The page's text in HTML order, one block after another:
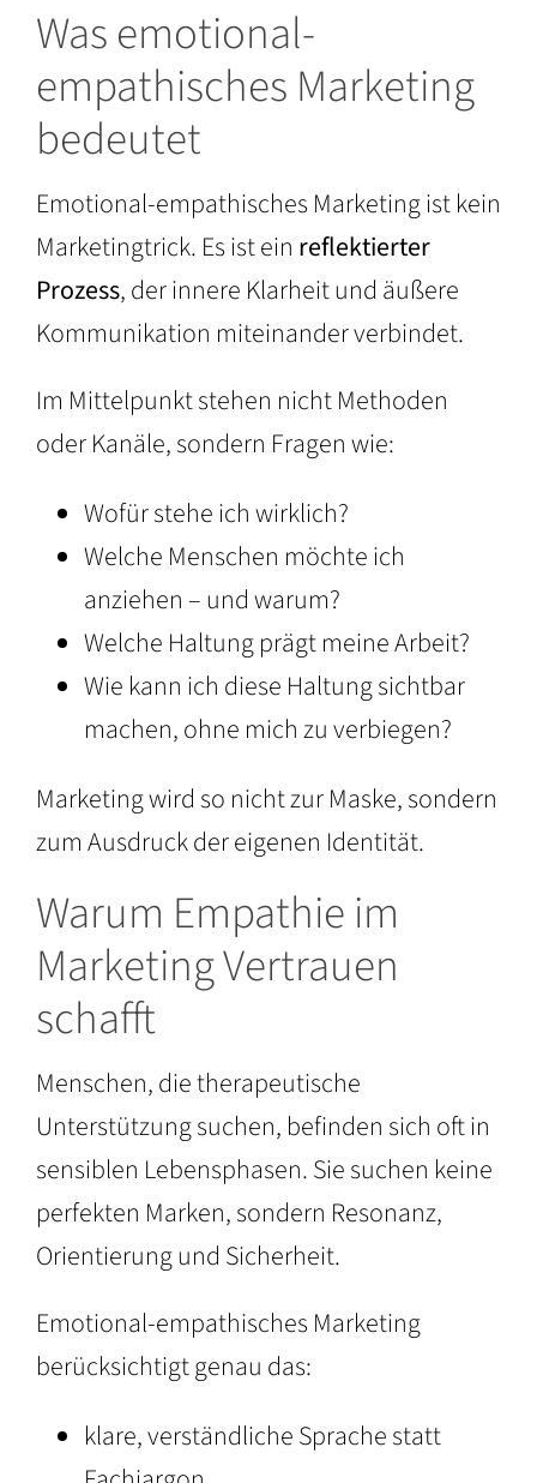
Was emotional-
empathisches Marketing
bedeutet
Emotional-empathisches Marketing ist kein
Marketingtrick. Es ist ein reflektierter
Prozess, der innere Klarheit und äußere
Kommunikation miteinander verbindet.
Im Mittelpunkt stehen nicht Methoden
oder Kanäle, sondern Fragen wie:
Wofür stehe ich wirklich?
Welche Menschen möchte ich
anziehen – und warum?
Welche Haltung prägt meine Arbeit?
Wie kann ich diese Haltung sichtbar
machen, ohne mich zu verbiegen?
Marketing wird so nicht zur Maske, sondern
zum Ausdruck der eigenen Identität.
Warum Empathie im
Marketing Vertrauen
schafft
Menschen, die therapeutische
Unterstützung suchen, befinden sich oft in
sensiblen Lebensphasen. Sie suchen keine
perfekten Marken, sondern Resonanz,
Orientierung und Sicherheit.
Emotional-empathisches Marketing
berücksichtigt genau das:
klare, verständliche Sprache statt